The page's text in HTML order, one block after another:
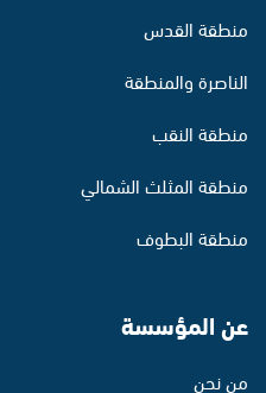
منطقة القدس
الناصرة والمنطقة
منطقة النقب
منطقة المثلث الشمالي
منطقة البطوف
عن المؤسسة
من نحن